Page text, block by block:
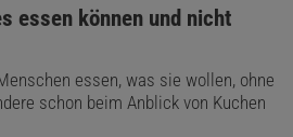
essen können und nicht
essen, was sie wollen, ohne
schon beim Anblick von Kuchen